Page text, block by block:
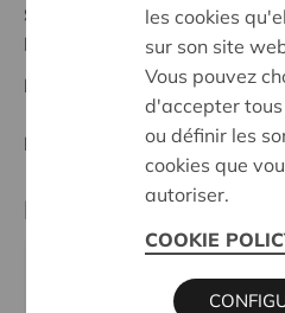
Statut:
Brugge
Date de décision:16/10/
Décision: Approuvé
Partenaire
KSA SPERMALIE SIJSELE,
les cookies
sur son site
Vous pouvez
d'accepter tous
ou définir les
cookies que
autoriser.
COOKIE